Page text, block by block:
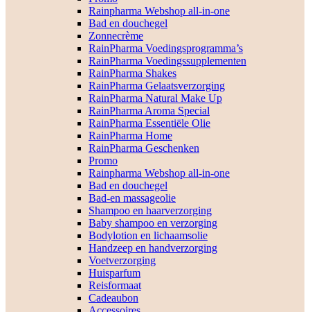
Rainpharma Webshop all-in-one
Bad en douchegel
Zonnecrème
RainPharma Voedingsprogramma’s
RainPharma Voedingssupplementen
RainPharma Shakes
RainPharma Gelaatsverzorging
RainPharma Natural Make Up
RainPharma Aroma Special
RainPharma Essentiële Olie
RainPharma Home
RainPharma Geschenken
Promo
Rainpharma Webshop all-in-one
Bad en douchegel
Bad-en massageolie
Shampoo en haarverzorging
Baby shampoo en verzorging
Bodylotion en lichaamsolie
Handzeep en handverzorging
Voetverzorging
Huisparfum
Reisformaat
Cadeaubon